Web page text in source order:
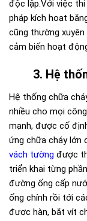
độc lập.Với việc
pháp kích hoạt
cũng thường
cảm biến hoạt
3. Hệ
Hệ thống chữa
nhiều cho mọi
mạnh, được cố
ứng chữa cháy lớn
vách tường được
triển khai từng
đường ống cấp
ống chính rồi tới
được hàn, bắt vít